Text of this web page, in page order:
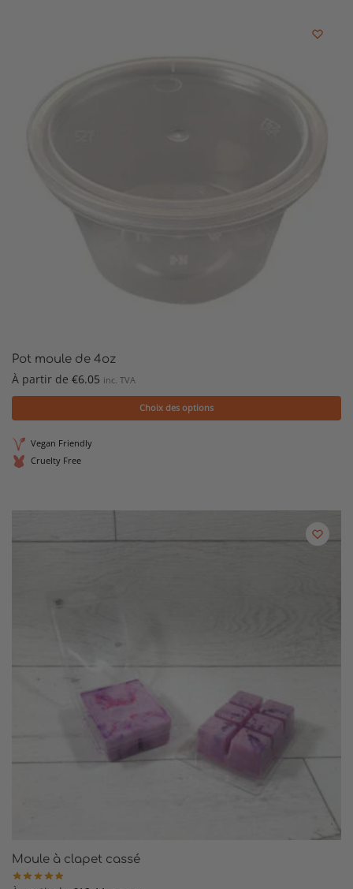
Pot moule de 4oz
À partir de €6.05 inc. TVA
Choix des options
Vegan Friendly
Cruelty Free
Moule à clapet cassé